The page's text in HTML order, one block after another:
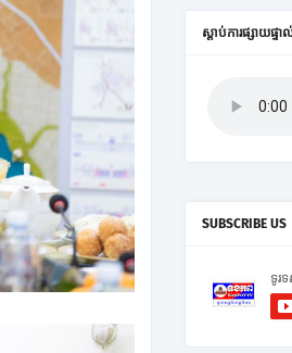
ស្តាប់ការផ្សាយផ្ទ
SUBSCRIBE US